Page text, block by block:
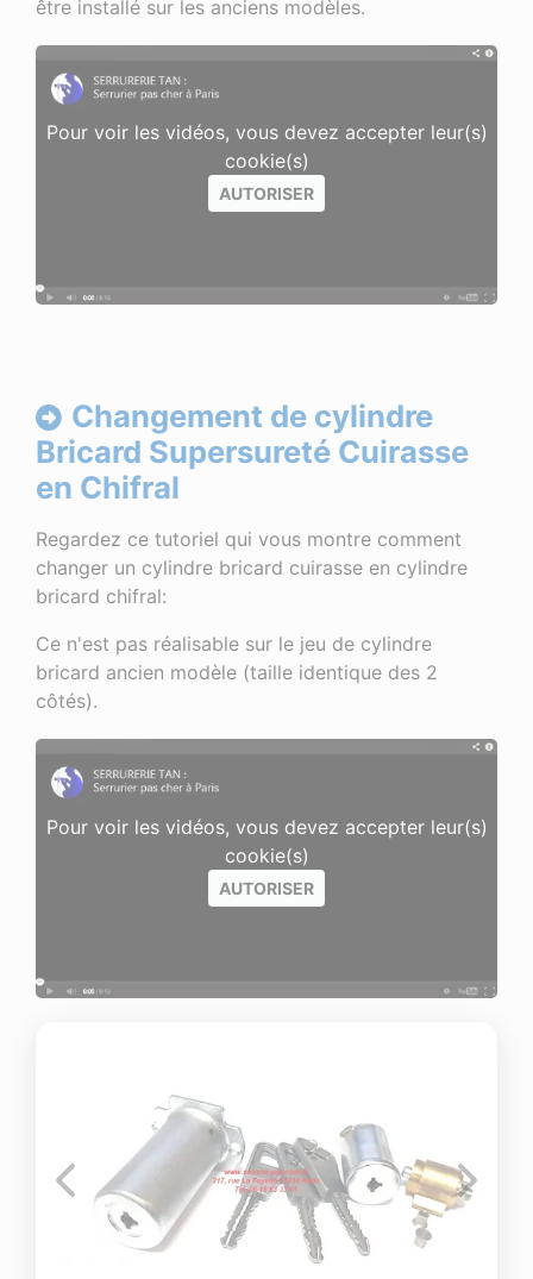
être installé sur les anciens modèles.
Pour voir les vidéos, vous devez accepter leur(s)
cookie(s)
AUTORISER
Changement de cylindre
Bricard Supersureté Cuirasse
en Chifral
Regardez ce tutoriel qui vous montre comment
changer un cylindre bricard cuirasse en cylindre
bricard chifral:
Ce n'est pas réalisable sur le jeu de cylindre
bricard ancien modèle (taille identique des 2
côtés).
Pour voir les vidéos, vous devez accepter leur(s)
cookie(s)
AUTORISER